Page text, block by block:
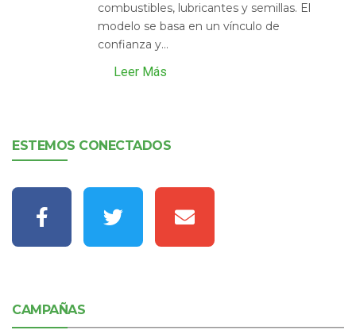
combustibles, lubricantes y semillas. El
modelo se basa en un vínculo de
confianza y...
Leer Más
ESTEMOS CONECTADOS
CAMPAÑAS